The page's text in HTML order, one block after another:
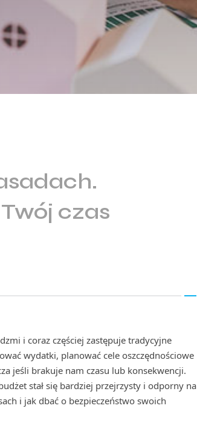
czas
i coraz częściej zastępuje tradycyjne
wydatki, planować cele oszczędnościowe
jeśli brakuje nam czasu lub konsekwencji.
stał się bardziej przejrzysty i odporny na
i jak dbać o bezpieczeństwo swoich